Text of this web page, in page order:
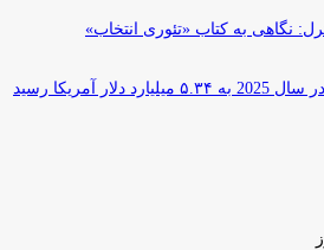
نگاهی به کتاب «تئوری انتخاب»
آمریکا رسید